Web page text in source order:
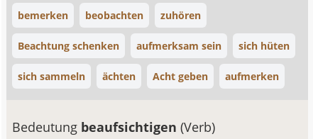
bemerken beobachten zuhören
Beachtung schenken aufmerksam sein sich hüten
sich sammeln ächten Acht geben aufmerken
Bedeutung beaufsichtigen(Verb)